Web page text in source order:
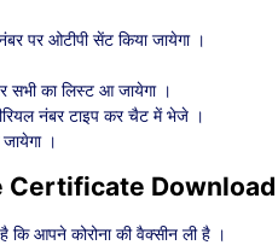
पर ओटीपी सेंट किया जायेगा ।
का लिस्ट आ जायेगा ।
नंबर टाइप कर चैट में भेजे ।
।
Certificate Download
कि आपने कोरोना की वैक्सीन ली है ।